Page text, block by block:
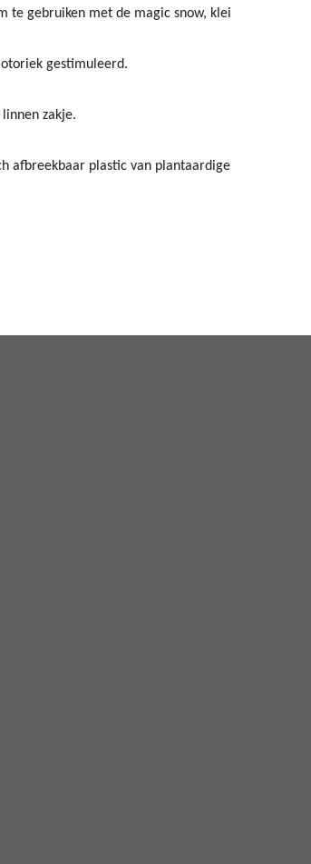
te gebruiken met de magic snow, klei
gestimuleerd.
zakje.
afbreekbaar plastic van plantaardige